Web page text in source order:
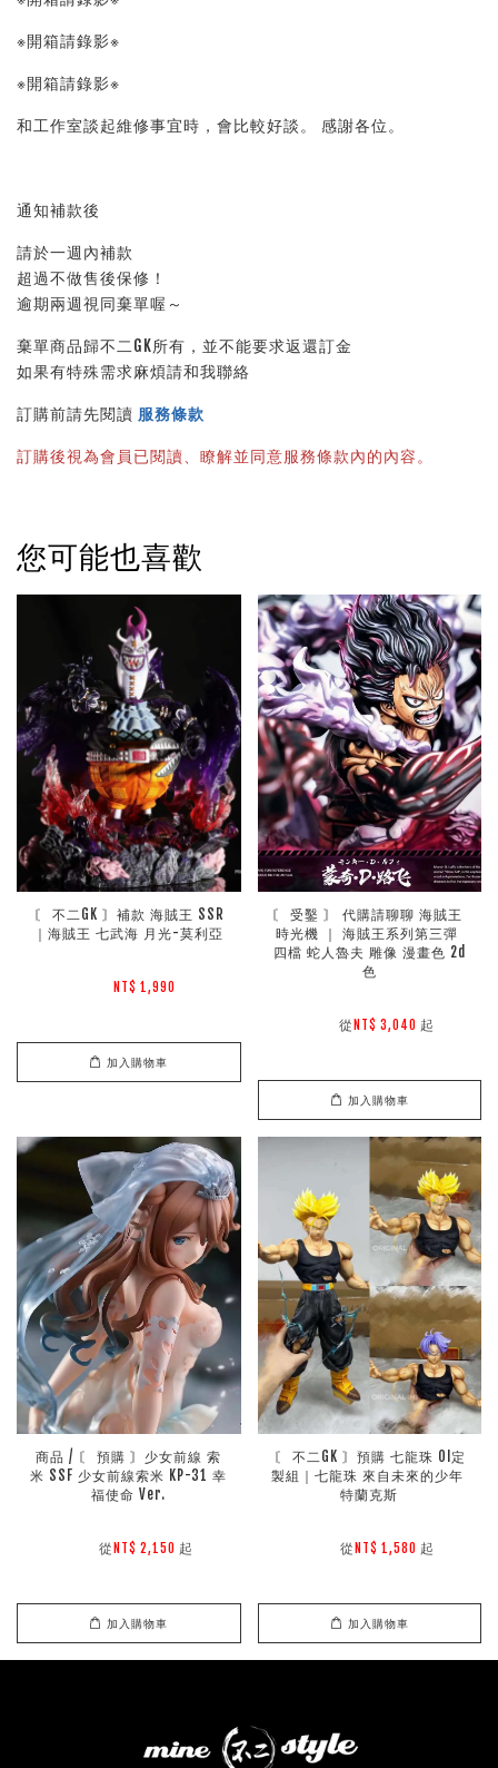
※開箱請錄影※
※開箱請錄影※
和工作室談起維修事宜時，會比較好談。 感謝各位。
通知補款後
請於一週內補款
超過不做售後保修！
逾期兩週視同棄單喔～
棄單商品歸不二GK所有，並不能要求返還訂金
如果有特殊需求麻煩請和我聯絡
訂購前請先閱讀 服務條款
訂購後視為會員已閱讀、瞭解並同意服務條款內的內容。
您可能也喜歡
〘 不二GK 〙補款 海賊王 SSR
｜海賊王 七武海 月光-莫利亞
NT$ 1,990
加入購物車
〘 受鑿 〙 代購請聊聊 海賊王
時光機 ｜ 海賊王系列第三彈
四檔 蛇人魯夫 雕像 漫畫色 2d
色
        從
NT$ 3,040 起
加入購物車
商品 / 〘 預購 〙少女前線 索
米 SSF 少女前線索米 KP-31 幸
福使命 Ver.
        從
NT$ 2,150 起
加入購物車
〘 不二GK 〙預購 七龍珠 OI定
製組｜七龍珠 來自未來的少年
特蘭克斯
        從
NT$ 1,580 起
加入購物車